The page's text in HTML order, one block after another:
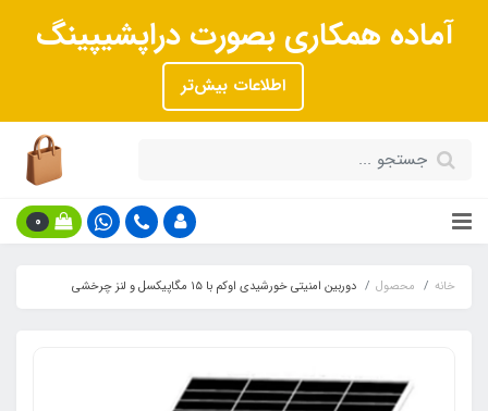
آماده همکاری بصورت دراپشیپینگ
اطلاعات بیش‌تر
0
خانه محصول دوربین امنیتی خورشیدی اوکم با ۱۵ مگاپیکسل و لنز چرخشی